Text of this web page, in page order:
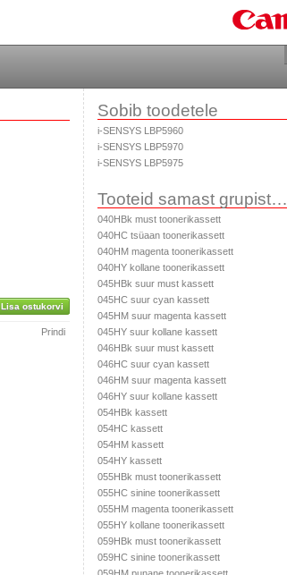
Lisa ostukorvi
Prindi
Sobib toodetele
i-SENSYS LBP5960
i-SENSYS LBP5970
i-SENSYS LBP5975
Tooteid samast grupist…
040HBk must toonerikassett
040HC tsüaan toonerikassett
040HM magenta toonerikassett
040HY kollane toonerikassett
045HBk suur must kassett
045HC suur cyan kassett
045HM suur magenta kassett
045HY suur kollane kassett
046HBk suur must kassett
046HC suur cyan kassett
046HM suur magenta kassett
046HY suur kollane kassett
054HBk kassett
054HC kassett
054HM kassett
054HY kassett
055HBk must toonerikassett
055HC sinine toonerikassett
055HM magenta toonerikassett
055HY kollane toonerikassett
059HBk must toonerikassett
059HC sinine toonerikassett